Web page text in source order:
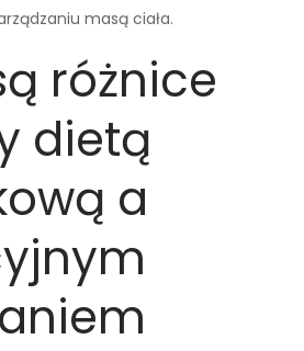
masą ciała.
różnice
dietą
a